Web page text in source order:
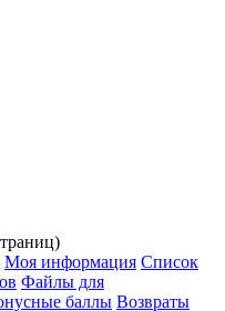
Моя информация Список
Файлы для
баллы Возвраты